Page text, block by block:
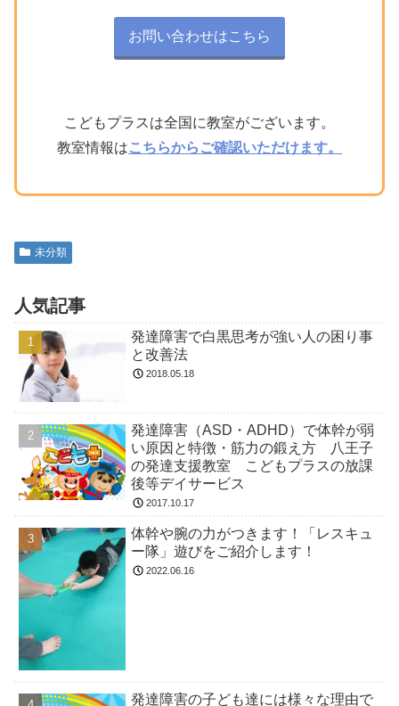
お問い合わせはこちら
こどもプラスは全国に教室がございます。
教室情報はこちらからご確認いただけます。
未分類
人気記事
発達障害で白黒思考が強い人の困り事
と改善法
2018.05.18
発達障害（ASD・ADHD）で体幹が弱
い原因と特徴・筋力の鍛え方 八王子
の発達支援教室 こどもプラスの放課
後等デイサービス
2017.10.17
体幹や腕の力がつきます！「レスキュ
ー隊」遊びをご紹介します！
2022.06.16
発達障害の子ども達には様々な理由で